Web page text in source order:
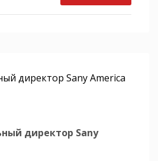
директор Sany America
директор Sany